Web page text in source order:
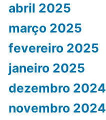
abril 2025
março 2025
fevereiro 2025
janeiro 2025
dezembro 2024
novembro 2024